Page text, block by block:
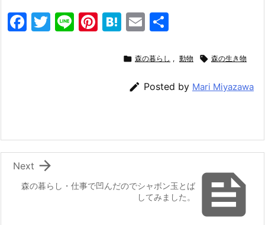
F
o
k
T
Li Pi H
e
a
E
ai
l
 森の暮らし , 動物  森の生き物
 Posted by Mari Miyazawa

森の暮らし・仕事で凹んだのでシャボン玉とば
してみました。

Next